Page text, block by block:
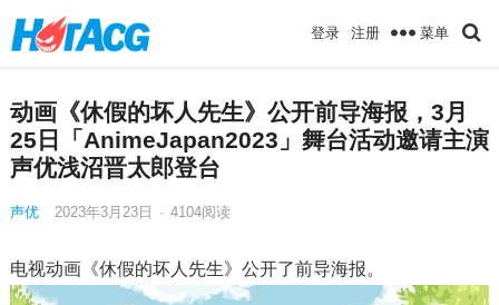
登录 注册 菜单
动画《休假的坏人先生》公开前导海报，3月
25日「AnimeJapan2023」舞台活动邀请主演
声优浅沼晋太郎登台
声优 2023年3月23日 · 4104阅读
电视动画《休假的坏人先生》公开了前导海报。